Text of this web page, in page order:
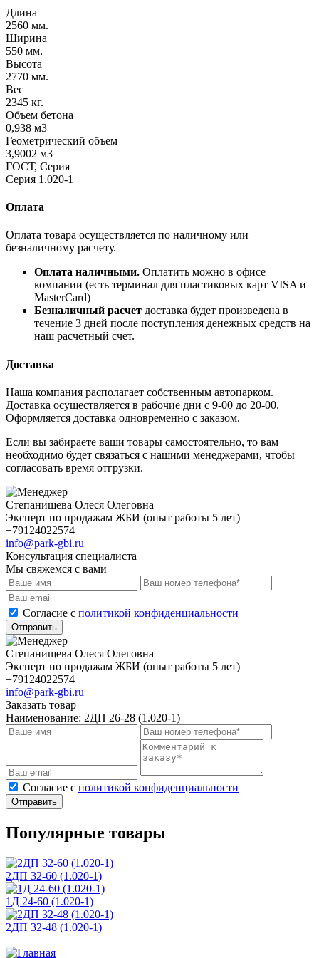
Длина
2560 мм.
Ширина
550 мм.
Высота
2770 мм.
Вес
2345 кг.
Объем бетона
0,938 м3
Геометрический объем
3,9002 м3
ГОСТ, Серия
Серия 1.020-1
Оплата
Оплата товара осуществляется по наличному или
безналичному расчету.
Оплата наличными. Оплатить можно в офисе
компании (есть терминал для пластиковых карт VISA и
MasterCard)
Безналичный расчет доставка будет произведена в
течение 3 дней после поступления денежных средств на
наш расчетный счет.
Доставка
Наша компания располагает собственным автопарком.
Доставка осуществляется в рабочие дни с 9-00 до 20-00.
Оформляется доставка одновременно с заказом.
Если вы забираете ваши товары самостоятельно, то вам
необходимо будет связаться с нашими менеджерами, чтобы
согласовать время отгрузки.
Степанищева Олеся Олеговна
Эксперт по продажам ЖБИ (опыт работы 5 лет)
+79124022574
info@park-gbi.ru
Консультация специалиста
Мы свяжемся с вами
Cогласие с политикой конфиденциальности
Отправить
Степанищева Олеся Олеговна
Эксперт по продажам ЖБИ (опыт работы 5 лет)
+79124022574
info@park-gbi.ru
Заказать товар
Наименование: 2ДП 26-28 (1.020-1)
Cогласие с политикой конфиденциальности
Отправить
Популярные товары
2ДП 32-60 (1.020-1)
1Д 24-60 (1.020-1)
2ДП 32-48 (1.020-1)